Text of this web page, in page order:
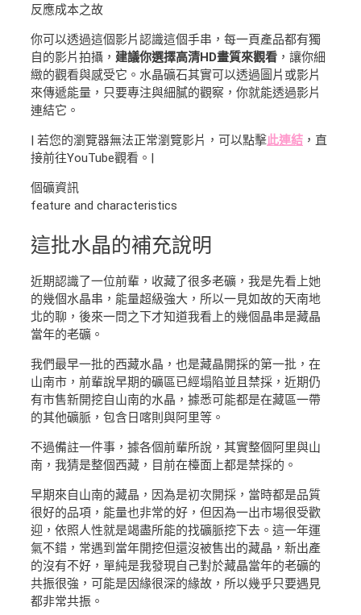
反應成本之故
你可以透過這個影片認識這個手串，每一頁產品都有獨
自的影片拍攝， 建議你選擇高清HD畫質來觀看 ，讓你細
緻的觀看與感受它。水晶礦石其實可以透過圖片或影片
來傳遞能量，只要專注與細膩的觀察，你就能透過影片
連結它。
| 若您的瀏覽器無法正常瀏覽影片，可以點擊此連結 ，直
接前往YouTube觀看。|
個礦資訊
feature and characteristics
這批水晶的補充說明
近期認識了一位前輩，收藏了很多老礦，我是先看上她
的幾個水晶串，能量超級強大，所以一見如故的天南地
北的聊，後來一問之下才知道我看上的幾個晶串是藏晶
當年的老礦。
我們最早一批的西藏水晶，也是藏晶開採的第一批，在
山南市，前輩說早期的礦區已經塌陷並且禁採，近期仍
有市售新開挖自山南的水晶，據悉可能都是在藏區一帶
的其他礦脈，包含日喀則與阿里等。
不過備註一件事，據各個前輩所說，其實整個阿里與山
南，我猜是整個西藏，目前在檯面上都是禁採的。
早期來自山南的藏晶，因為是初次開採，當時都是品質
很好的品項，能量也非常的好，但因為一出市場很受歡
迎，依照人性就是竭盡所能的找礦脈挖下去。這一年運
氣不錯，常遇到當年開挖但還沒被售出的藏晶，新出產
的沒有不好，單純是我發現自己對於藏晶當年的老礦的
共振很強，可能是因緣很深的緣故，所以幾乎只要遇見
都非常共振。